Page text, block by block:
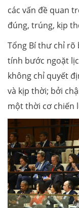
các vấn đề quan
đúng, trúng, kịp
Tổng Bí thư chỉ rõ
tính bước ngoặt
không chỉ quyết
và kịp thời; bởi
một thời cơ chiến